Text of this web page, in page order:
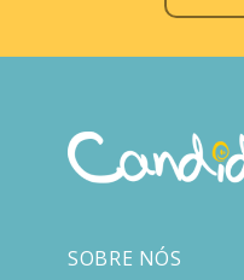
SOBRE NÓS